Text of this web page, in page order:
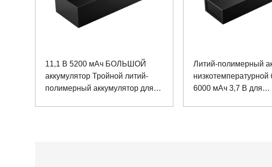
11,1 В 5200 мАч БОЛЬШОЙ
аккумулятор Тройной литий-
полимерный аккумулятор для
Литий-полимерный
низкотемпературной
6000 мАч 3,7 В для